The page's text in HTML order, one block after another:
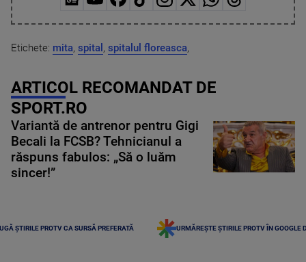
Etichete: mita, spital , spitalul floreasca,
ARTICOL RECOMANDAT DE
SPORT.RO
Variantă de antrenor pentru Gigi
Becali la FCSB? Tehnicianul a
răspuns fabulos: „Să o luăm
sincer!”
ȘTIRILE PROTV CA SURSĂ PREFERATĂ URMĂREȘTE ȘTIRILE PROTV ÎN GOOGLE